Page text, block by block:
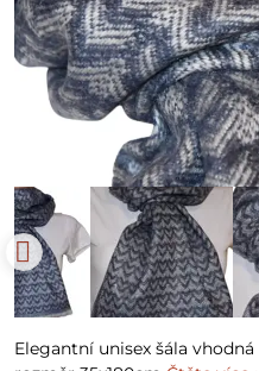
Elegantní unisex šála